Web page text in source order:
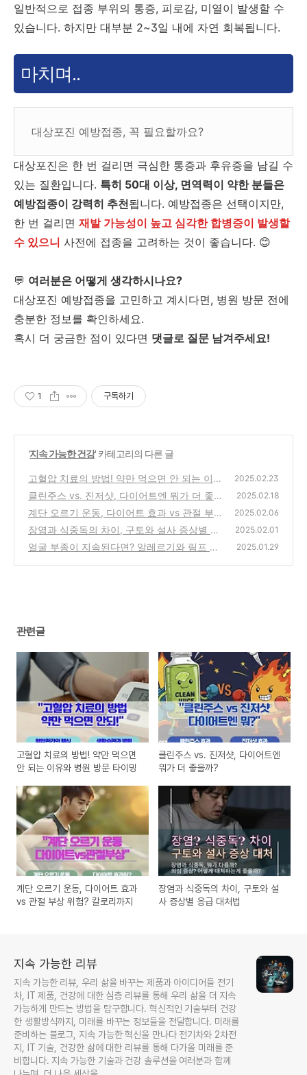
일반적으로 접종 부위의 통증, 피로감, 미열이 발생할 수
있습니다. 하지만 대부분 2~3일 내에 자연 회복됩니다.
마치며..
대상포진 예방접종, 꼭 필요할까요?
대상포진은 한 번 걸리면 극심한 통증과 후유증을 남길 수
있는 질환입니다. 특히 50대 이상, 면역력이 약한 분들은
예방접종이 강력히 추천됩니다. 예방접종은 선택이지만,
한 번 걸리면 재발 가능성이 높고 심각한 합병증이 발생할
수 있으니 사전에 접종을 고려하는 것이 좋습니다. 😊
💬 여러분은 어떻게 생각하시나요?
대상포진 예방접종을 고민하고 계시다면, 병원 방문 전에
충분한 정보를 확인하세요.
혹시 더 궁금한 점이 있다면 댓글로 질문 남겨주세요!
1 구독하기
'지속 가능한 건강' 카테고리의 다른 글
고혈압 치료의 방법! 약만 먹으면 안 되는 이유
와 병원 방문 타이밍
(0)
2025.02.23
클린주스 vs. 진저샷, 다이어트엔 뭐가 더 좋을
까?
(0)
2025.02.18
계단 오르기 운동, 다이어트 효과 vs 관절 부상
위험? 칼로리까지
(3)
2025.02.06
장염과 식중독의 차이, 구토와 설사 증상별 응
급 대처법
(3)
2025.02.01
얼굴 부종이 지속된다면? 알레르기와 림프 순
2025.01.29
관련글
고혈압 치료의 방법! 약만 먹으면
안 되는 이유와 병원 방문 타이밍
클린주스 vs. 진저샷, 다이어트엔
뭐가 더 좋을까?
계단 오르기 운동, 다이어트 효과
vs 관절 부상 위험? 칼로리까지
장염과 식중독의 차이, 구토와 설
사 증상별 응급 대처법
지속 가능한 리뷰
지속 가능한 리뷰, 우리 삶을 바꾸는 제품과 아이디어들 전기
차, IT 제품, 건강에 대한 심층 리뷰를 통해 우리 삶을 더 지속
가능하게 만드는 방법을 탐구합니다. 혁신적인 기술부터 건강
한 생활방식까지, 미래를 바꾸는 정보들을 전달합니다. 미래를
준비하는 블로그, 지속 가능한 혁신을 만나다 전기차와 2차전
지, IT 기술, 건강한 삶에 대한 리뷰를 통해 다가올 미래를 준
비합니다. 지속 가능한 기술과 건강 솔루션을 여러분과 함께